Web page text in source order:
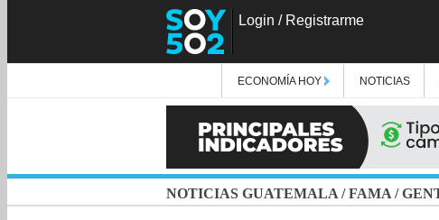
Login / Registrarme
ECONOMÍA HOY NOTICIAS
NOTICIAS GUATEMALA /FAMA /